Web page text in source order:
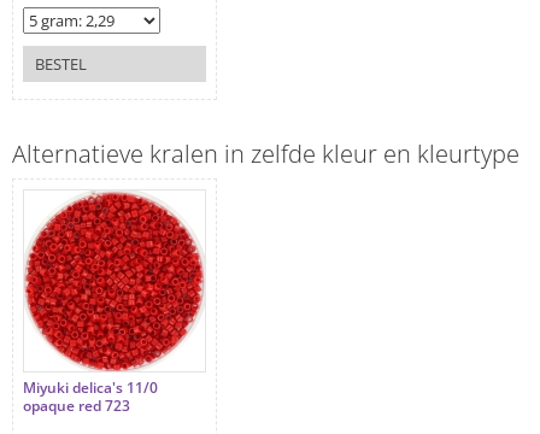
BESTEL
Alternatieve kralen in zelfde kleur en kleurtype
Miyuki delica's 11/0
opaque red 723